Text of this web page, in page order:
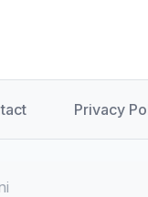
Privacy